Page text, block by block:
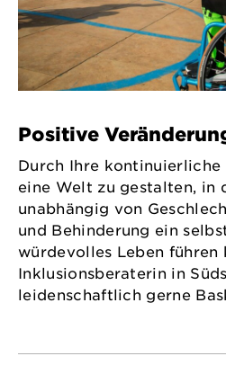
Positive
Durch Ihre kontinuierliche
eine Welt zu gestalten, in
unabhängig von
und Behinderung ein
würdevolles Leben führen
Inklusionsberaterin in
leidenschaftlich gerne